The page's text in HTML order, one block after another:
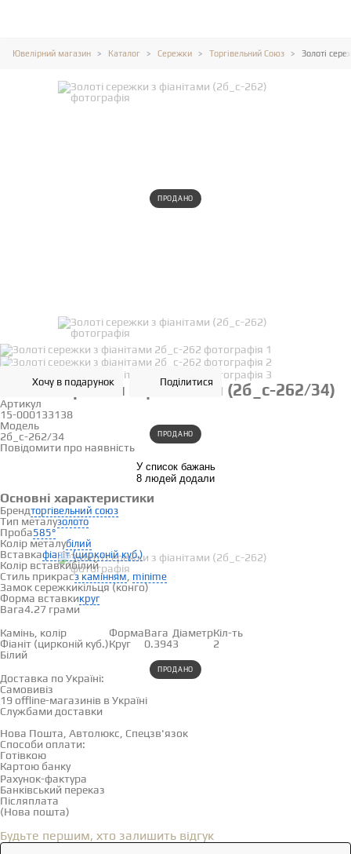
Ювелірний магазин Каталог Сережки Торгівельний Союз Золоті
ПРОДАНО
ПРОДАНО
ПРОДАНО
Хочу в подарунок Поділитися
Золоті сережки з фіанітами (2б_с-262/34)
Артикул
15-000133138
Модель
2б_с-262/34
Повідомити про наявність
У список бажань
8 людей додали
Основні характеристики
Брендторгівельний союз
Тип металузолото
Проба585°
Колір металубілий
Вставкафіаніт (цирконій куб.)
Колір вставкибілий
Стиль прикрасз камінням, minime
Замок сережкикільця (конго)
Форма вставкикруг
Вага4.27 грами
Камінь, колір ФормаВага ДіаметрКіл-ть
Фіаніт (цирконій куб.)
Білий
Круг 0.3943 2
Доставка по Україні:
Самовивіз
19 offline-магазинів в Україні
Службами доставки
Нова Пошта, Автолюкс, Спецзв'язок
Способи оплати:
Готівкою
Картою банку
Рахунок-фактура
Банківський переказ
Післяплата
(Нова пошта)
Будьте першим, хто залишить відгук